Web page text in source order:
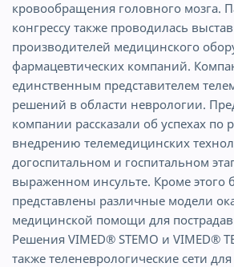
кровообращения головного мозга.
конгрессу также проводилась
производителей медицинского
фармацевтических компаний.
единственным представителем
решений в области неврологии.
компании рассказали об успехах по
внедрению телемедицинских
догоспитальном и госпитальном
выраженном инсульте. Кроме этого
представлены различные модели
медицинской помощи для
Решения VIMED® STEMO и VIMED®
также теленеврологические сети